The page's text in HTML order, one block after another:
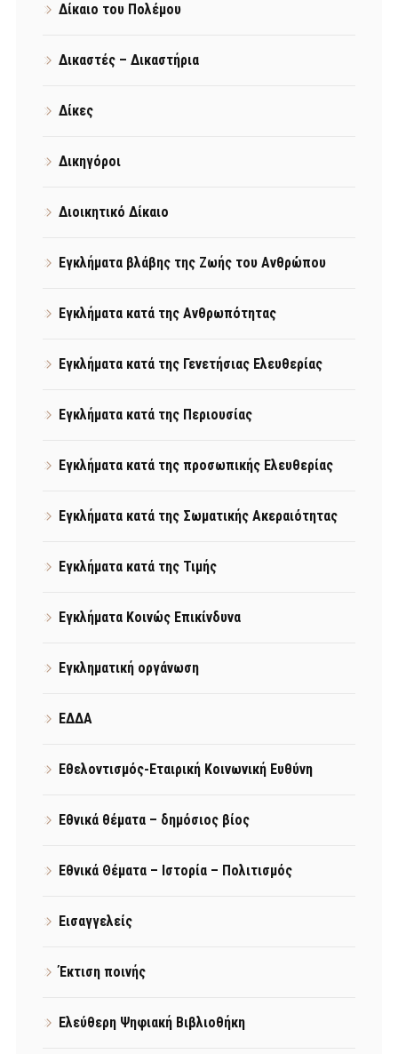
Δίκαιο του Πολέμου
Δικαστές – Δικαστήρια
Δίκες
Δικηγόροι
Διοικητικό Δίκαιο
Εγκλήματα βλάβης της Ζωής του Ανθρώπου
Εγκλήματα κατά της Ανθρωπότητας
Εγκλήματα κατά της Γενετήσιας Ελευθερίας
Εγκλήματα κατά της Περιουσίας
Εγκλήματα κατά της προσωπικής Ελευθερίας
Εγκλήματα κατά της Σωματικής Ακεραιότητας
Εγκλήματα κατά της Τιμής
Εγκλήματα Κοινώς Επικίνδυνα
Εγκληματική οργάνωση
ΕΔΔΑ
Εθελοντισμός-Εταιρική Κοινωνική Ευθύνη
Εθνικά θέματα – δημόσιος βίος
Εθνικά Θέματα – Ιστορία – Πολιτισμός
Εισαγγελείς
Έκτιση ποινής
Ελεύθερη Ψηφιακή Βιβλιοθήκη